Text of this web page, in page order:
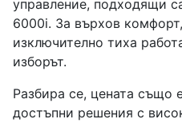
управление, подходящи
6000i. За върхов
изключително тиха
изборът.
Разбира се, цената също
достъпни решения с